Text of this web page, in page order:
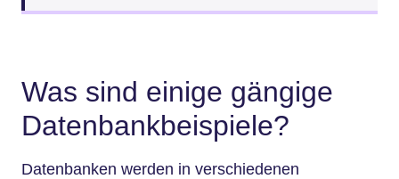
Was sind einige gängige
Datenbankbeispiele?
Datenbanken werden in verschiedenen